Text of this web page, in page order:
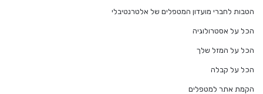
הטבות לחברי מועדון המטפלים של אלטרנטיבלי
הכל על אסטרולוגיה
הכל על המזל שלך
הכל על קבלה
הקמת אתר למטפלים